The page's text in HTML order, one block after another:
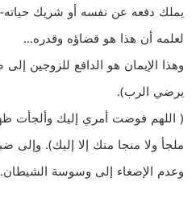
يملك دفعه عن نفسه أو شريك
لعلمه أن هذا هو قضاؤه وقدره…
وهذا الإيمان هو الدافع للزوجين
يرضي الرب).
( اللهم فوضت أمري إليك وألجأت
ملجأ ولا منجا منك إلا إليك). وإلى
وعدم الإصغاء إلى وسوسة